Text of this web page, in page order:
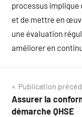
processus implique
et de mettre en
une évaluation
améliorer en
Navigation
de
Publication
Assurer la
démarche QHSE